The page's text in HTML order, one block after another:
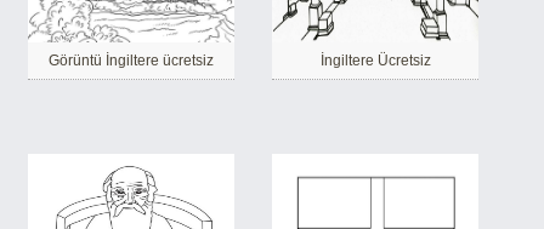
Görüntü İngiltere ücretsiz İngiltere Ücretsiz